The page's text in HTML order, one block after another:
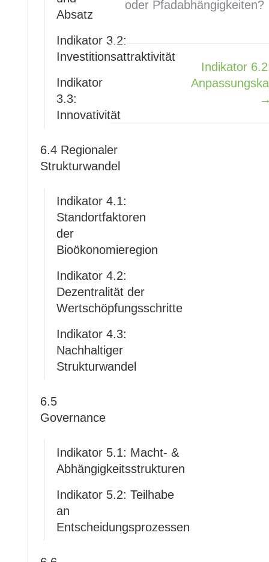
Absatz
Indikator 3.2:
Investitionsattraktivität
Indikator
3.3:
Innovativität
6.4 Regionaler
Strukturwandel
Indikator 4.1:
Standortfaktoren
der
Bioökonomieregion
Indikator 4.2:
Dezentralität der
Wertschöpfungsschritte
Indikator 4.3:
Nachhaltiger
Strukturwandel
6.5
Governance
Indikator 5.1: Macht- &
Abhängigkeitsstrukturen
Indikator 5.2: Teilhabe
an
Entscheidungsprozessen
oder Pfadabhängigkeiten?
Indikator